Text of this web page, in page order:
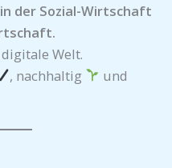
der Sozial-Wirtschaft
Welt.
, nachhaltig
und